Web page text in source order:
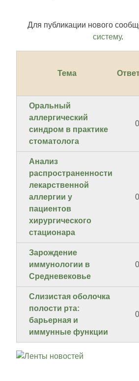
Для публикации нового
систему.
Тема
Оральный
аллергический
синдром в практике
стоматолога
0
Анализ
распространенности
лекарственной
аллергии у
пациентов
хирургического
стационара
0
Зарождение
иммунологии в
Средневековье
0
Слизистая оболочка
полости рта:
барьерная и
иммунные функции
0